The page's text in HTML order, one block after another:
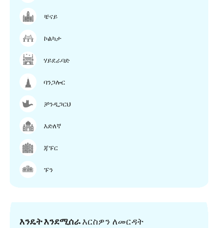
ቼናይ
ኮልካታ
ሃይደራባድ
ባንጋሎር
ቻንዲጋርህ
እድለኛ
ጃፑር
ፑን
እንዴት እንደሚሰራእርስዎን ለመርዳት